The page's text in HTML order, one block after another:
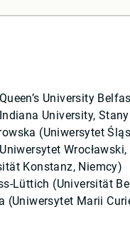
University
University,
(Uniwersytet
Konstanz, Niemcy)
Lüttich (Universität
(Uniwersytet Marii